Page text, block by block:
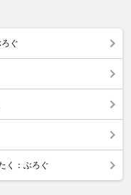
ぐ
く：ぶろぐ